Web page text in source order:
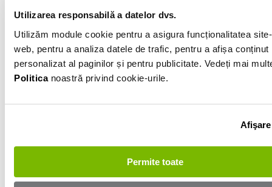
Utilizarea responsabilă a datelor dvs.
Utilizăm module cookie pentru a asigura funcționalitatea
web, pentru a analiza datele de trafic, pentru a afișa conținut
personalizat al paginilor și pentru publicitate. Vedeți mai
Politicanoastră privind cookie-urile.
Afişare
Permite toate
Informatiile vanzatorului
0761257480
Afișează numărul
Aplică online și bucură-te de
aprobare rapidă!